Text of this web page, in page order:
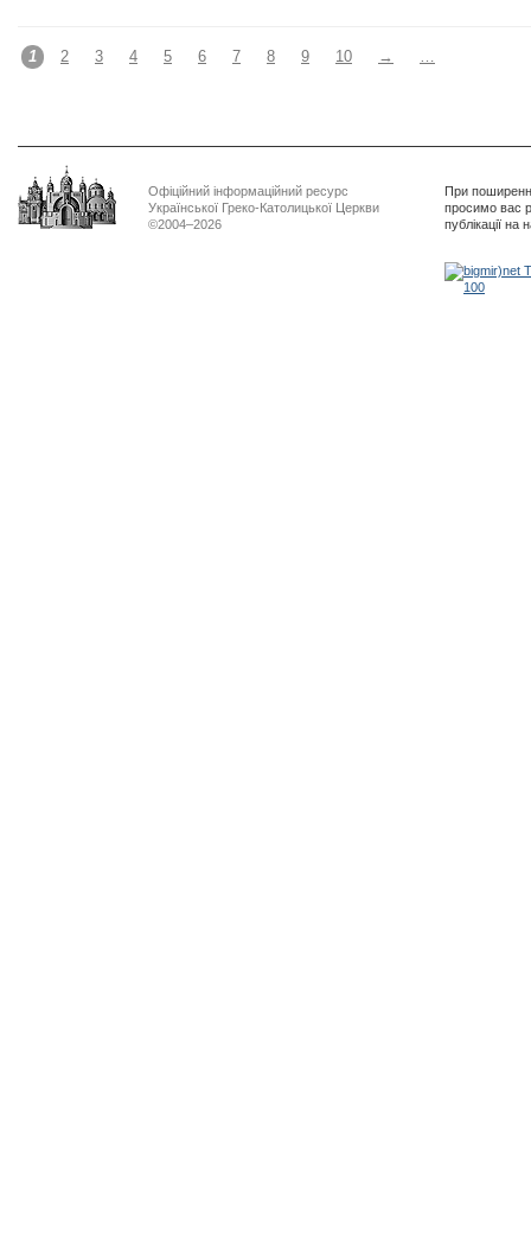
1 2 3 4 5 6 7 8 9 10 → …
Офіційний інформаційний ресурс
Української Греко-Католицької Церкви
©2004–2026
При
просимо вас
публікації на